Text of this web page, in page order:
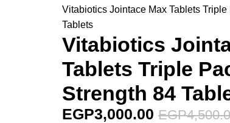
Vitabiotics Jointace Max Tablets
Tablets
Vitabiotics
Tablets Triple
Strength 84
EGP
EGP3,000.00